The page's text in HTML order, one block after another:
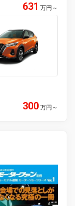
631 万円 ～
300 万円 ～